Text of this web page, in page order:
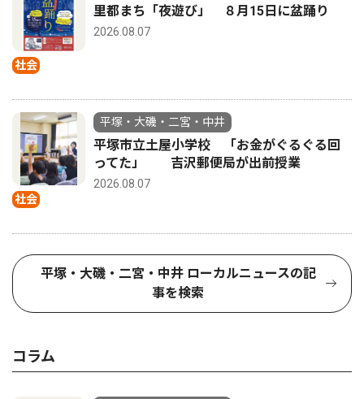
社会
里都まち「夜遊び」 ８月15日に盆踊り
2026.08.07
社会
平塚・大磯・二宮・中井
平塚市立土屋小学校 「お金がぐるぐる回
ってた」 吉沢郵便局が出前授業
2026.08.07
平塚・大磯・二宮・中井 ローカルニュースの記
事を検索
コラム